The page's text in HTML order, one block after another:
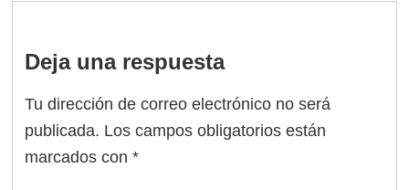
Deja una respuesta
Tu dirección de correo electrónico no será
publicada. Los campos obligatorios están
marcados con*